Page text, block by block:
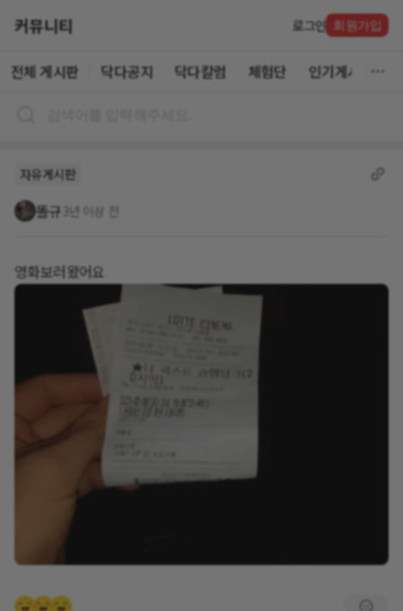
커뮤니티 로그인 회원가입
전체 게시판 닥다공지 닥다칼럼 체험단 인기게시글
자유게시판
똘규 3년 이상 전
영화보러왔어요